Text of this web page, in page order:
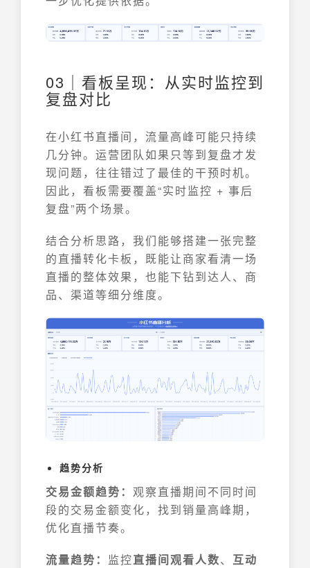
03｜看板呈现：从实时监控到
复盘对比
在小红书直播间，流量高峰可能只持续
几分钟。运营团队如果只等到复盘才发
现问题，往往错过了最佳的干预时机。
因此，看板需要覆盖“实时监控 + 事后
复盘”两个场景。
结合分析思路，我们能够搭建一张完整
的直播转化卡板，既能让商家看清一场
直播的整体效果，也能下钻到达人、商
品、渠道等细分维度。
趋势分析
交易金额趋势： 观察直播期间不同时间
段的交易金额变化，找到销量高峰期，
优化直播节奏。
流量趋势： 监控直播间观看人数、 互动